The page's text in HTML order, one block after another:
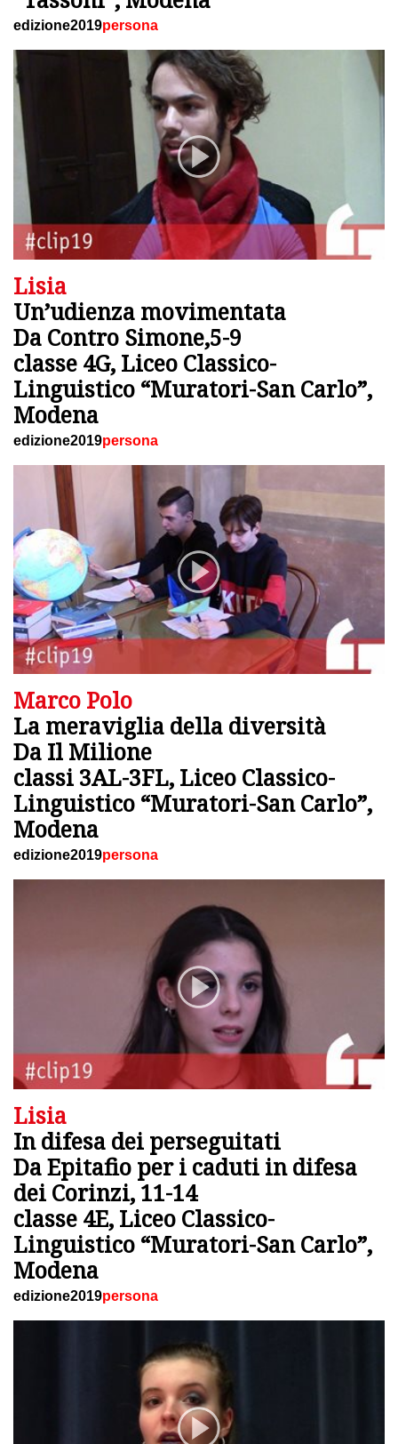
edizione2019persona
Lisia
Un’udienza movimentata
Da Contro Simone,5-9
classe 4G, Liceo Classico-
Linguistico “Muratori-San Carlo”,
Modena
edizione2019persona
Marco Polo
La meraviglia della diversità
Da Il Milione
classi 3AL-3FL, Liceo Classico-
Linguistico “Muratori-San Carlo”,
Modena
edizione2019persona
Lisia
In difesa dei perseguitati
Da Epitafio per i caduti in difesa
dei Corinzi, 11-14
classe 4E, Liceo Classico-
Linguistico “Muratori-San Carlo”,
Modena
edizione2019persona